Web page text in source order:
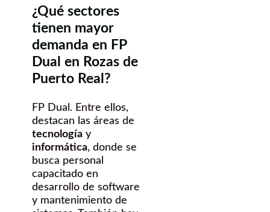
¿Qué sectores
tienen mayor
demanda en FP
Dual en Rozas de
Puerto Real?
FP Dual. Entre ellos,
destacan las áreas de
tecnología y
informática, donde se
busca personal
capacitado en
desarrollo de software
y mantenimiento de